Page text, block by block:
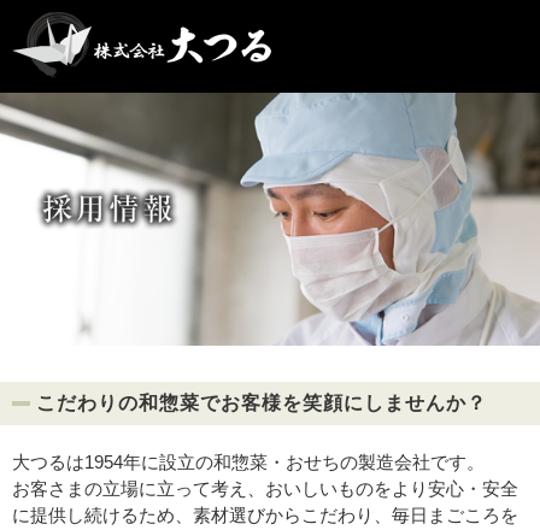
こだわりの和惣菜でお客様を笑顔にしませんか？
大つるは1954年に設立の和惣菜・おせちの製造会社です。
お客さまの立場に立って考え、おいしいものをより安心・安全
に提供し続けるため、素材選びからこだわり、毎日まごころを